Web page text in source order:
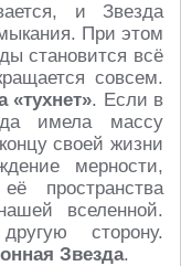
и Звезда
При этом
становится всё
совсем.
«тухнет». Если в
имела массу
своей жизни
мерности,
пространства
вселенной.
сторону.
Звезда.